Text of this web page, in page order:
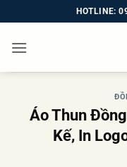
qua
nội
HOTLINE:
Áo Thun
Kế, In